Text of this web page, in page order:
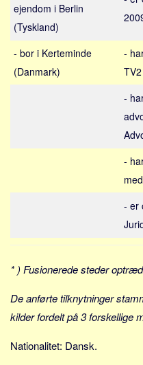
Norge
Thailand
Italien
Grækenland
Nøgleord
Job
Forbrug
Social sikring og sundhed
Transport
Alle
ejendom i Berlin
(Tyskland)
- bor i Kerteminde
(Danmark)
-
-
-
- er
* ) Fusionerede steder
De anførte tilknytninger
kilder fordelt på 3 forskellige
Nationalitet: Dansk.